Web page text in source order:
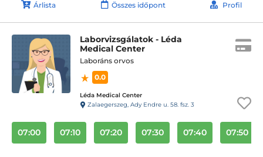
Árlista Összes időpont Profil
Laborvizsgálatok - Léda
Medical Center
Laboráns orvos
0.0
Léda Medical Center
Zalaegerszeg, Ady Endre u. 58. fsz. 3
07:00 07:10 07:20 07:30 07:40 07:50